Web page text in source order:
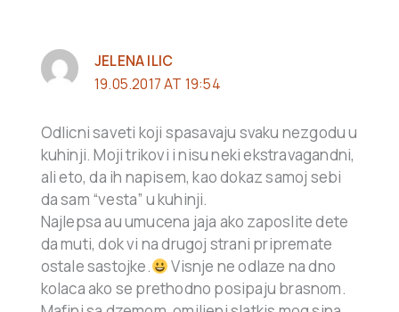
JELENA ILIC
19.05.2017 AT 19:54
Odlicni saveti koji spasavaju svaku nezgodu u
kuhinji. Moji trikovi i nisu neki ekstravagandni,
ali eto, da ih napisem, kao dokaz samoj sebi
da sam “vesta” u kuhinji.
Najlepsa au umucena jaja ako zaposlite dete
da muti, dok vi na drugoj strani pripremate
ostale sastojke.
Visnje ne odlaze na dno
kolaca ako se prethodno posipaju brasnom.